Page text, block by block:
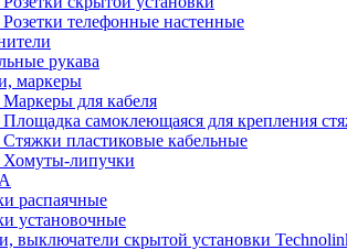
Розетки телефонные настенные
рукава
маркеры
Маркеры для кабеля
Площадка самоклеющаяся для крепления
Стяжки пластиковые кабельные
Хомуты-липучки
распаячные
установочные
выключатели скрытой установки